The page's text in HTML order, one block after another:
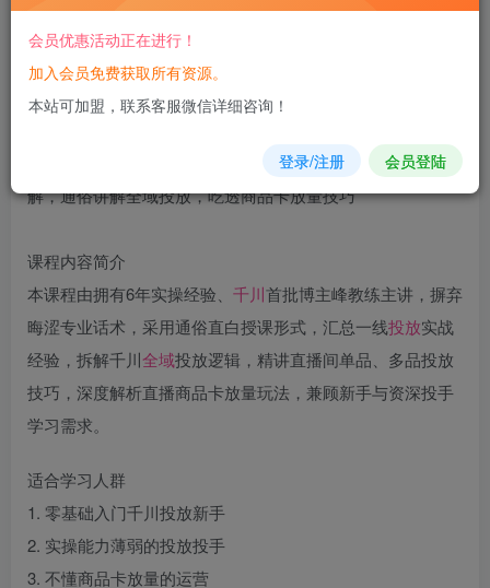
黄金会员免费 钻石会员免费
您当前未登录！建议登陆后购买，可保存购买订单
课程内容简介
本课程由拥有6年实操经验、 千川首批博主峰教练主讲，摒弃
晦涩专业话术，采用通俗直白授课形式，汇总一线投放实战
经验，拆解千川全域投放逻辑，精讲直播间单品、多品投放
技巧，深度解析直播商品卡放量玩法，兼顾新手与资深投手
学习需求。
适合学习人群
1. 零基础入门千川投放新手
2. 实操能力薄弱的投放投手
3. 不懂商品卡放量的运营
会员优惠活动正在进行！
加入会员免费获取所有资源。
本站可加盟，联系客服微信详细咨询！
登录/注册 会员登陆